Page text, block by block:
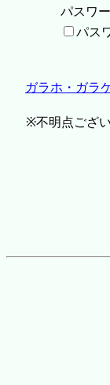
パスワ
パス
ガラホ・ガラ
※不明点ござ